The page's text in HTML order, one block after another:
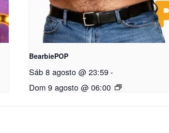
BearbiePOP
Sáb 8 agosto @ 23:59-
Dom 9 agosto @ 06:00